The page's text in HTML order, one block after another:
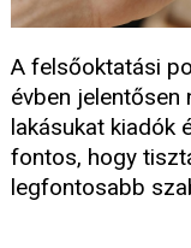
A felsőoktatási
évben jelentősen
lakásukat kiadók
fontos, hogy
legfontosabb